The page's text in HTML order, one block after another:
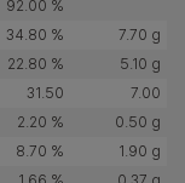
92.00 %
34.80 %
7.70 g
22.80 %
5.10 g
31.50
7.00
2.20 %
0.50 g
8.70 %
1.90 g